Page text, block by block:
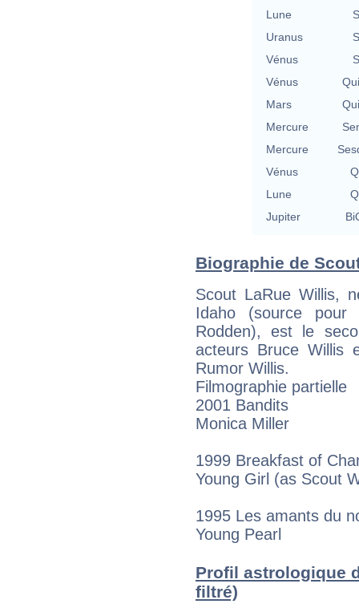
Lune
Uranus
Vénus
Vénus
Mars
Mercure
Mercure
Vénus
Lune
Jupiter
Biographie de
Scout LaRue Willis,
Idaho (source
Rodden), est le
acteurs Bruce Willis
Rumor Willis.
Filmographie partielle
2001 Bandits
Monica Miller
1999 Breakfast of
Young Girl (as Scout
1995 Les amants du
Young Pearl
Profil astrologique
filtré)